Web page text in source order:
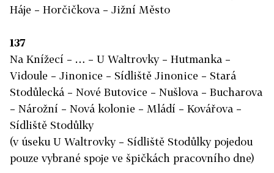
Háje – Horčičkova – Jižní Město
137
Na Knížecí – … – U Waltrovky – Hutmanka –
Vidoule – Jinonice – Sídliště Jinonice – Stará
Stodůlecká – Nové Butovice – Nušlova – Bucharova
– Nárožní – Nová kolonie – Mládí – Kovářova –
Sídliště Stodůlky
(v úseku U Waltrovky – Sídliště Stodůlky pojedou
pouze vybrané spoje ve špičkách pracovního dne)